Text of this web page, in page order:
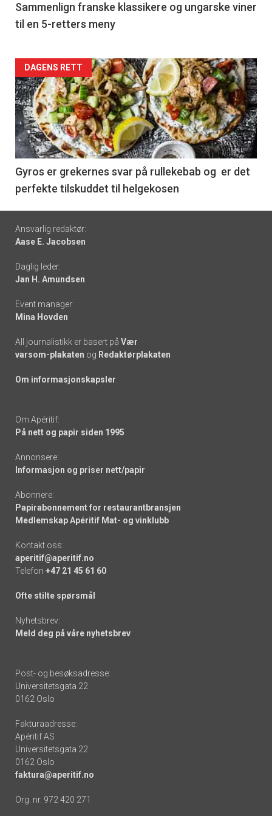
5
Sammenlign franske klassikere og ungarske viner
til en 5-retters meny
Forsiden
akkurat
nå
-
6
DAGENS RETT
Gyros er grekernes svar på rullekebab og er det
perfekte tilskuddet til helgekosen
Footer
-
links
Ansvarlig redaktør:
Aase E. Jacobsen
Daglig leder:
Jan H. Amundsen
Event manager:
Mina Hovden
All journalistikk er basert på Vær
varsom-plakaten og Redaktørplakaten
Om informasjonskapsler
Om Apéritif:
På nett og papir siden 1995
Annonsere:
Informasjon og priser nett/papir
Abonnere:
Papirabonnement for restaurantbransjen
Medlemskap Apéritif Mat- og vinklubb
Kontakt oss:
aperitif@aperitif.no
Telefon +47 21 45 61 60
Ofte stilte spørsmål
Nyhetsbrev:
Meld deg på våre nyhetsbrev
Post- og besøksadresse:
Universitetsgata 22
0162 Oslo
Fakturaadresse:
Apéritif AS
Universitetsgata 22
0162 Oslo
faktura@aperitif.no
Org. nr. 972 420 271